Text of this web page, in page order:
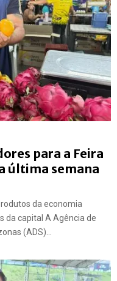
para a Feira
última semana
da economia
da capital A Agência de
(ADS)...